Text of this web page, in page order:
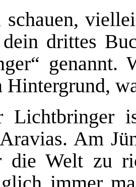
drittes
genannt.
Hintergrund,
Lichtbringer
Am
die Welt zu